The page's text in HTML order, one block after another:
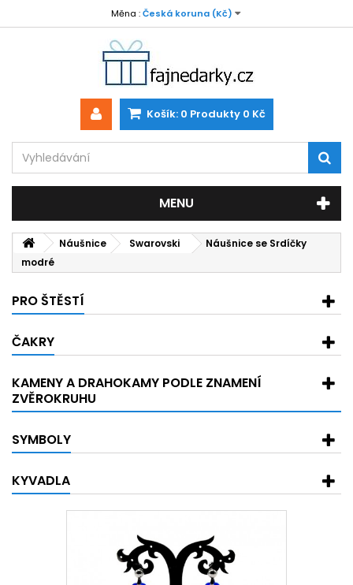
Měna : Česká koruna (Kč)
Košík: 0 Produkty 0 Kč
MENU
Náušnice Swarovski
Náušnice se Srdíčky
modré
PRO ŠTĚSTÍ
ČAKRY
KAMENY A DRAHOKAMY PODLE ZNAMENÍ
ZVĚROKRUHU
SYMBOLY
KYVADLA